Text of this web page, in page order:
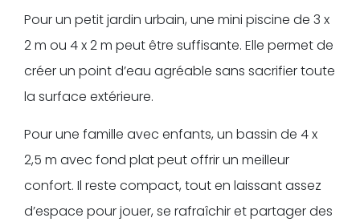
Pour un petit jardin urbain, une mini piscine de 3 x
2 m ou 4 x 2 m peut être suffisante. Elle permet de
créer un point d’eau agréable sans sacrifier toute
la surface extérieure.
Pour une famille avec enfants, un bassin de 4 x
2,5 m avec fond plat peut offrir un meilleur
confort. Il reste compact, tout en laissant assez
d’espace pour jouer, se rafraîchir et partager des